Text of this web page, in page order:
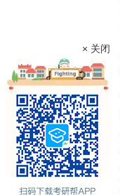
× 关闭